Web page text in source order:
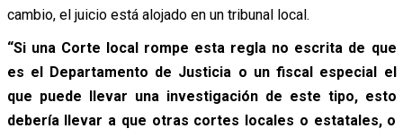
cambio, el juicio está alojado en un tribunal local.
“Si una Corte local rompe esta regla no escrita de que
es el Departamento de Justicia o un fiscal especial el
que puede llevar una investigación de este tipo, esto
debería llevar a que otras cortes locales o estatales, o